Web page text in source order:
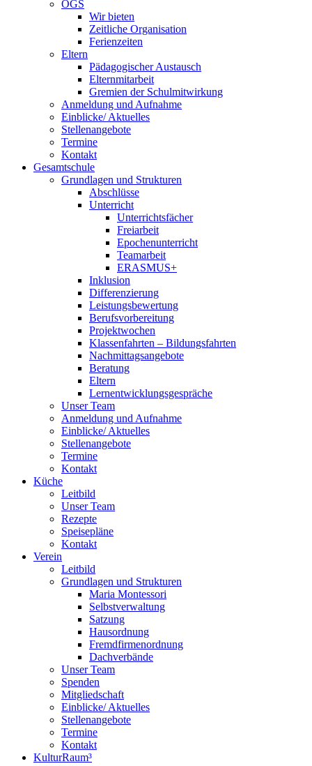
OGS
Wir bieten
Zeitliche Organisation
Ferienzeiten
Eltern
Pädagogischer Austausch
Elternmitarbeit
Gremien der Schulmitwirkung
Anmeldung und Aufnahme
Einblicke/ Aktuelles
Stellenangebote
Termine
Kontakt
Gesamtschule
Grundlagen und Strukturen
Abschlüsse
Unterricht
Unterrichtsfächer
Freiarbeit
Epochenunterricht
Teamarbeit
ERASMUS+
Inklusion
Differenzierung
Leistungsbewertung
Berufsvorbereitung
Projektwochen
Klassenfahrten – Bildungsfahrten
Nachmittagsangebote
Beratung
Eltern
Lernentwicklungsgespräche
Unser Team
Anmeldung und Aufnahme
Einblicke/ Aktuelles
Stellenangebote
Termine
Kontakt
Küche
Leitbild
Unser Team
Rezepte
Speisepläne
Kontakt
Verein
Leitbild
Grundlagen und Strukturen
Maria Montessori
Selbstverwaltung
Satzung
Hausordnung
Fremdfirmenordnung
Dachverbände
Unser Team
Spenden
Mitgliedschaft
Einblicke/ Aktuelles
Stellenangebote
Termine
Kontakt
KulturRaum³